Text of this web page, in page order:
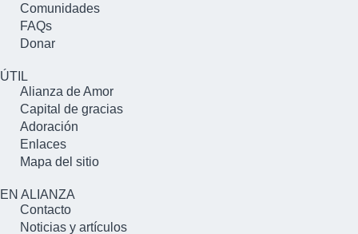
Comunidades
FAQs
Donar
ÚTIL
Alianza de Amor
Capital de gracias
Adoración
Enlaces
Mapa del sitio
EN ALIANZA
Contacto
Noticias y artículos